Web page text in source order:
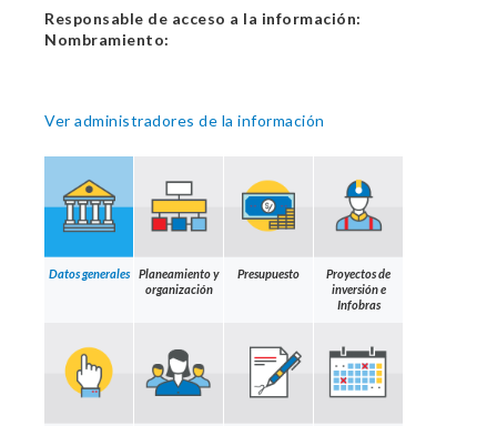
Responsable de acceso a la información:
Nombramiento:
Ver administradores de la información
Datos generales
Planeamiento y
organización
Presupuesto
Proyectos de
inversión e
Infobras